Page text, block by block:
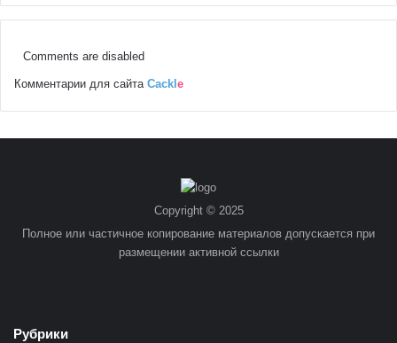
Comments are disabled
Комментарии для сайта Cackl e
Copyright © 2025
Полное или частичное копирование материалов допускается при
размещении активной ссылки
Рубрики